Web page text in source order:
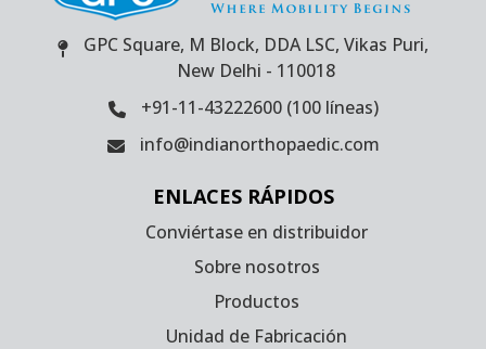
GPC Square, M Block, DDA LSC, Vikas Puri,
New Delhi - 110018
+91-11-43222600 (100 líneas)
info@indianorthopaedic.com
ENLACES RÁPIDOS
Conviértase en distribuidor
Sobre nosotros
Productos
Unidad de Fabricación